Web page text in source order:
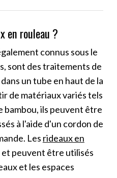
en rouleau ?
connus sous le
sont des traitements de
un tube en haut de la
de matériaux variés tels
bambou, ils peuvent être
à l'aide d'un cordon de
Les rideaux en
peuvent être utilisés
et les espaces